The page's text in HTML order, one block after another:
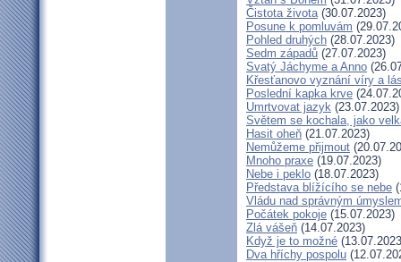
Čistota života(30.07.2023)
Posune k pomluvám
Pohled druhých (28.07.2023)
Sedm západů (27.07.2023)
Svatý Jáchyme a Anno
Křesťanovo vyznání víry a
Poslední kapka krve
Umrtvovat jazyk (23.07.2023)
Světem se kochala, jako
Hasit oheň (21.07.2023)
Nemůžeme přijmout
Mnoho praxe (19.07.2023)
Nebe i peklo (18.07.2023)
Představa blížícího se nebe
Vládu nad správným
Počátek pokoje (15.07.2023)
Zlá vášeň (14.07.2023)
Když je to možné
Dva hříchy pospolu